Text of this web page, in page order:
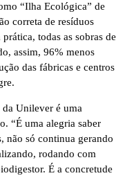
“Ilha Ecológica” de
correta de resíduos
todas as sobras de
assim, 96% menos
das fábricas e centros
Unilever é uma
“É uma alegria saber
não só continua gerando
rodando com
É a concretude